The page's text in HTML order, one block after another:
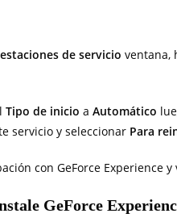
de servicio ventana,
Tipo de inicio a Automático
servicio y seleccionar Para
con GeForce Experience
GeForce